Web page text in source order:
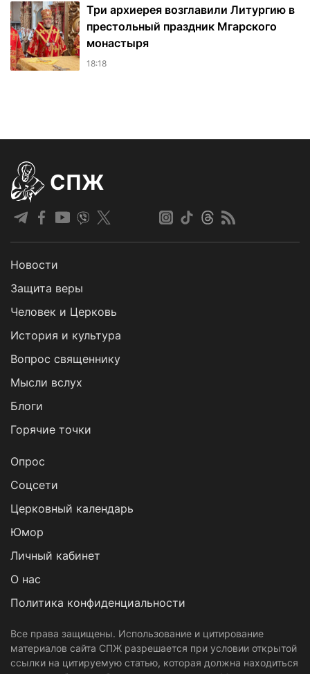
Три архиерея возглавили Литургию в
престольный праздник Мгарского
монастыря
18:18
СПЖ
Новости
Защита веры
Человек и Церковь
История и культура
Вопрос священнику
Мысли вслух
Блоги
Горячие точки
Опрос
Cоцсети
Церковный календарь
Юмор
Личный кабинет
О нас
Политика конфиденциальности
Все права защищены. Использование и цитирование
материалов сайта СПЖ разрешается при условии открытой
ссылки на цитируемую статью, которая должна находиться